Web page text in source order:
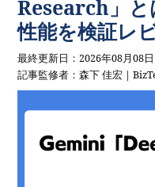
Research」と
性能を検証レ
最終更新日：2026年08月08日
記事監修者：森下 佳宏｜